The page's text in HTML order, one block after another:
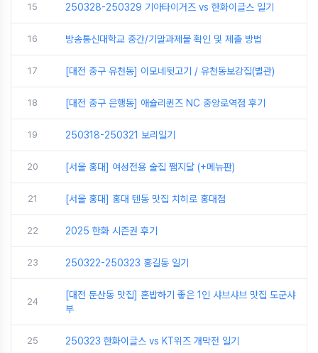
15 250328-250329 기아타이거즈 vs 한화이글스 일기
16 방송통신대학교 중간/기말과제물 확인 및 제출 방법
17 [대전 중구 유천동] 이모네뒷고기 / 유천동보강집(별관)
18 [대전 중구 은행동] 애슐리퀸즈 NC 중앙로역점 후기
19 250318-250321 보리일기
20 [서울 홍대] 여성전용 술집 쨈지달 (+메뉴판)
21 [서울 홍대] 홍대 텐동 맛집 치히로 홍대점
22 2025 한화 시즌권 후기
23 250322-250323 홍길동 일기
24
[대전 둔산동 맛집] 혼밥하기 좋은 1인 샤브샤브 맛집 도군샤
부
25 250323 한화이글스 vs KT위즈 개막전 일기